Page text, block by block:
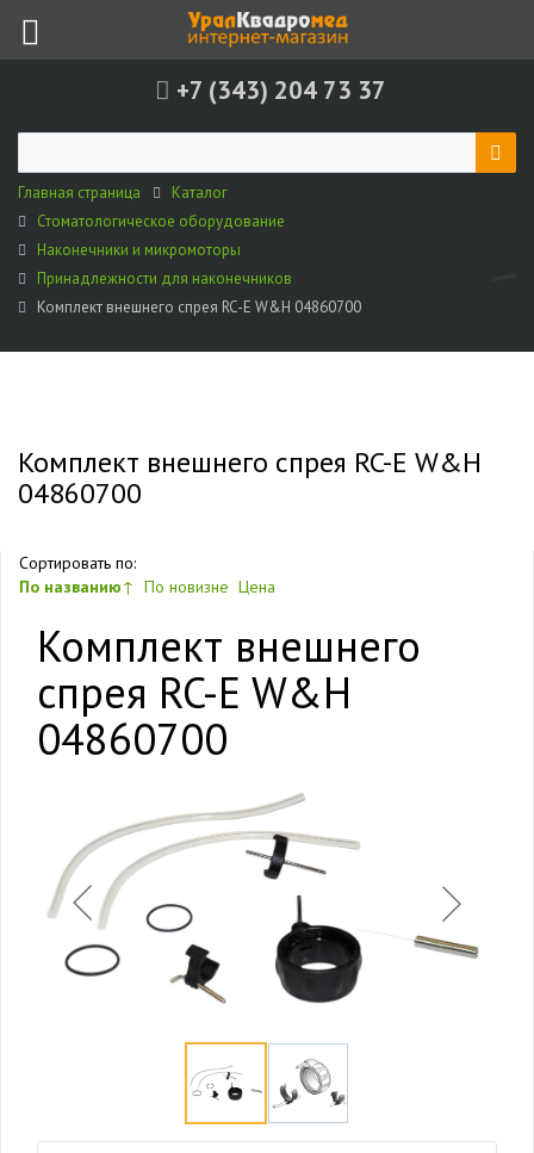
+7 (343) 204 73 37
Главная страница
Каталог
Стоматологическое оборудование
Наконечники и микромоторы
Принадлежности для наконечников
Комплект внешнего спрея RC-E W&H 04860700
Комплект внешнего спрея RC-E W&H
04860700
Сортировать по:
По названию↑ По новизне Цена
Комплект внешнего
спрея RC-E W&H
04860700